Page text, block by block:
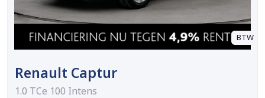
BTW
Renault Captur
1.0 TCe 100 Intens